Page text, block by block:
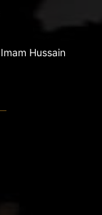
Hussain